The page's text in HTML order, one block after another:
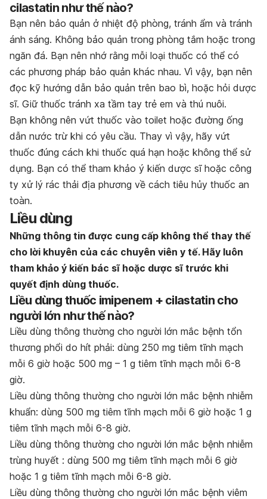
cilastatin như thế nào?
Bạn nên bảo quản ở nhiệt độ phòng, tránh ẩm và tránh
ánh sáng. Không bảo quản trong phòng tắm hoặc trong
ngăn đá. Bạn nên nhớ rằng mỗi loại thuốc có thể có
các phương pháp bảo quản khác nhau. Vì vậy, bạn nên
đọc kỹ hướng dẫn bảo quản trên bao bì, hoặc hỏi dược
sĩ. Giữ thuốc tránh xa tầm tay trẻ em và thú nuôi.
Bạn không nên vứt thuốc vào toilet hoặc đường ống
dẫn nước trừ khi có yêu cầu. Thay vì vậy, hãy vứt
thuốc đúng cách khi thuốc quá hạn hoặc không thể sử
dụng. Bạn có thể tham khảo ý kiến dược sĩ hoặc công
ty xử lý rác thải địa phương về cách tiêu hủy thuốc an
toàn.
Liều dùng
Những thông tin được cung cấp không thể thay thế
cho lời khuyên của các chuyên viên y tế. Hãy luôn
tham khảo ý kiến bác sĩhoặc dược sĩtrước khi
quyết định dùng thuốc.
Liều dùng thuốc imipenem + cilastatin cho
người lớn như thế nào?
Liều dùng thông thường cho người lớn mắc bệnh tổn
thương phổi do hít phải: dùng 250 mg tiêm tĩnh mạch
mỗi 6 giờ hoặc 500 mg – 1 g tiêm tĩnh mạch mỗi 6-8
giờ.
Liều dùng thông thường cho người lớn mắc bệnh nhiễm
khuẩn: dùng 500 mg tiêm tĩnh mạch mỗi 6 giờ hoặc 1 g
tiêm tĩnh mạch mỗi 6-8 giờ.
Liều dùng thông thường cho người lớn mắc bệnh nhiễm
trùng huyết : dùng 500 mg tiêm tĩnh mạch mỗi 6 giờ
hoặc 1 g tiêm tĩnh mạch mỗi 6-8 giờ.
Liều dùng thông thường cho người lớn mắc bệnh viêm